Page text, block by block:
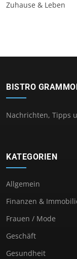
Zuhause & Leben
BISTRO
Nachrichten, Tipps
KATEGORIEN
Allgemein
Finanzen &
Frauen / Mode
Geschäft
Gesundheit